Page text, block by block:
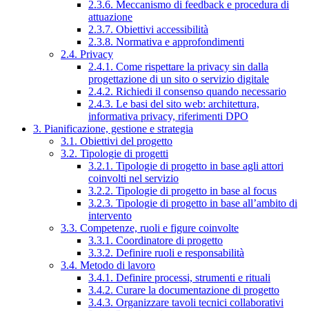
2.3.6. Meccanismo di feedback e procedura di
attuazione
2.3.7. Obiettivi accessibilità
2.3.8. Normativa e approfondimenti
2.4. Privacy
2.4.1. Come rispettare la privacy sin dalla
progettazione di un sito o servizio digitale
2.4.2. Richiedi il consenso quando necessario
2.4.3. Le basi del sito web: architettura,
informativa privacy, riferimenti DPO
3. Pianificazione, gestione e strategia
3.1. Obiettivi del progetto
3.2. Tipologie di progetti
3.2.1. Tipologie di progetto in base agli attori
coinvolti nel servizio
3.2.2. Tipologie di progetto in base al focus
3.2.3. Tipologie di progetto in base all’ambito di
intervento
3.3. Competenze, ruoli e figure coinvolte
3.3.1. Coordinatore di progetto
3.3.2. Definire ruoli e responsabilità
3.4. Metodo di lavoro
3.4.1. Definire processi, strumenti e rituali
3.4.2. Curare la documentazione di progetto
3.4.3. Organizzare tavoli tecnici collaborativi